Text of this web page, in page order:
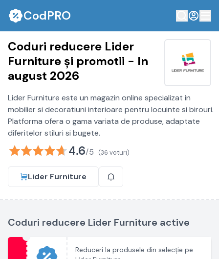
CodPRO
Coduri reducere Lider
Furniture și promotii - In
august 2026
Lider Furniture este un magazin online specializat in
mobilier si decoratiuni interioare pentru locuinte si birouri.
Platforma ofera o gama variata de produse, adaptate
diferitelor stiluri si bugete.
4.6/5 (36 voturi)
Lider Furniture
Coduri reducere Lider Furniture active
Reduceri la produsele din selecție pe